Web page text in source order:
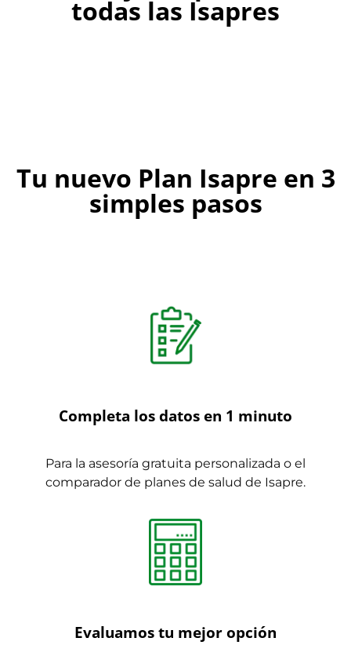
todas las Isapres
Tu nuevo Plan Isapre en 3
simples pasos
Completa los datos en 1 minuto
Para la asesoría gratuita personalizada o el
comparador de planes de salud de Isapre.
Evaluamos tu mejor opción